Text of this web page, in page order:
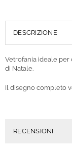
DESCRIZIONE
Vetrofania ideale
di Natale.
Il disegno completo
RECENSIONI